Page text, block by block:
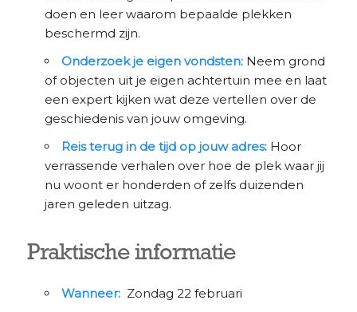
doen en leer waarom bepaalde plekken
beschermd zijn.
Onderzoek je eigen vondsten:Neem grond
of objecten uit je eigen achtertuin mee en laat
een expert kijken wat deze vertellen over de
geschiedenis van jouw omgeving.
Reis terug in de tijd op jouw adres:Hoor
verrassende verhalen over hoe de plek waar jij
nu woont er honderden of zelfs duizenden
jaren geleden uitzag.
Praktische informatie
Wanneer:Zondag 22 februari